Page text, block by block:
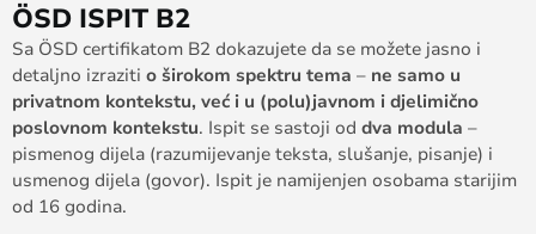
ÖSD ISPIT B2
Sa ÖSD certifikatom B2 dokazujete da se možete jasno i
detaljno izraziti o širokom spektru tema – ne samo u
privatnom kontekstu, već i u (polu)javnom i djelimično
poslovnom kontekstu. Ispit se sastoji od dva modula –
pismenog dijela (razumijevanje teksta, slušanje, pisanje) i
usmenog dijela (govor). Ispit je namijenjen osobama starijim
od 16 godina.